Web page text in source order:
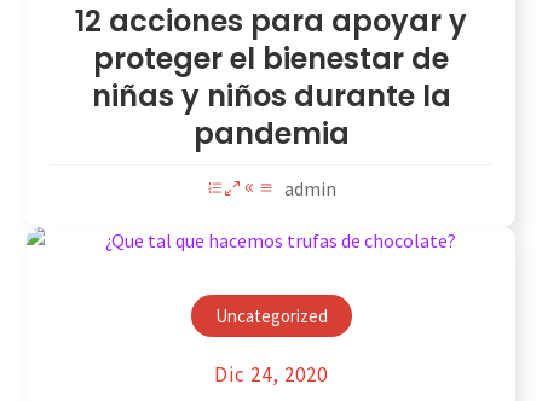
12 acciones para apoyar y
proteger el bienestar de
niñas y niños durante la
pandemia
admin
Uncategorized
Dic 24, 2020